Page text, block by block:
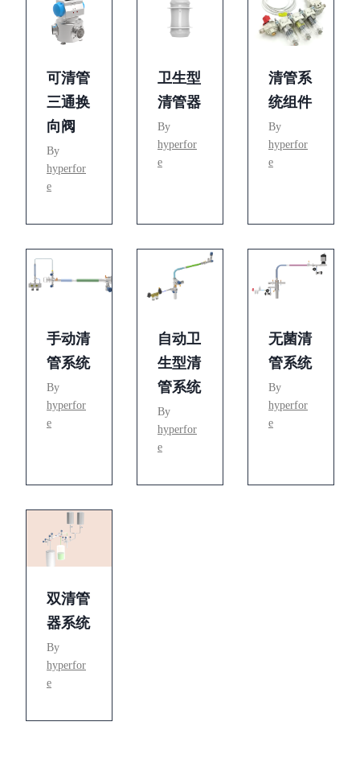
可清管
三通换
向阀
By
hyperfor
e
卫生型
清管器
By
hyperfor
e
清管系
统组件
By
hyperfor
e
手动清
管系统
By
hyperfor
e
自动卫
生型清
管系统
By
hyperfor
e
无菌清
管系统
By
hyperfor
e
双清管
器系统
By
hyperfor
e